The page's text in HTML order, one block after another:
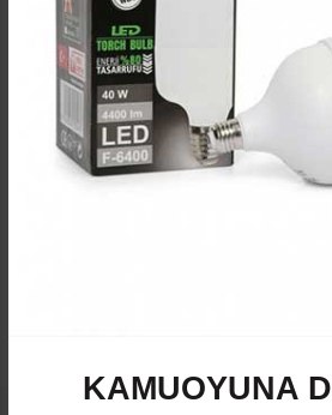
Stok Durumu:
Marka: Polizei
Ürün Kodu:Polizei P-150
Etiketler: polizei p-150 sarjli miklatisli
polizei solar aydinlatma kamp
KAMUOYUNA